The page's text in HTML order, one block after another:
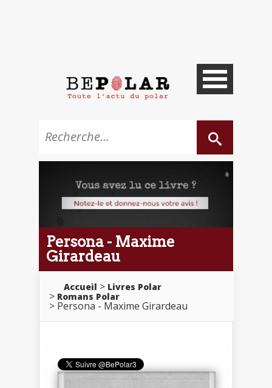
Persona - Maxime
Girardeau
Accueil
Livres Polar
Romans Polar
Persona - Maxime Girardeau